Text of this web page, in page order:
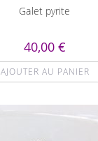
Galet pyrite
40,00 €
AJOUTER AU PANIER